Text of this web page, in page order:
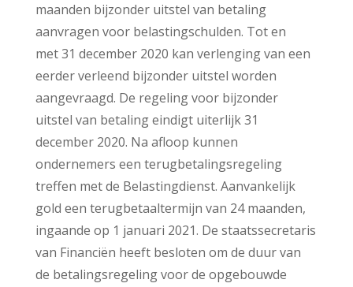
maanden bijzonder uitstel van betaling
aanvragen voor belastingschulden. Tot en
met 31 december 2020 kan verlenging van een
eerder verleend bijzonder uitstel worden
aangevraagd. De regeling voor bijzonder
uitstel van betaling eindigt uiterlijk 31
december 2020. Na afloop kunnen
ondernemers een terugbetalingsregeling
treffen met de Belastingdienst. Aanvankelijk
gold een terugbetaaltermijn van 24 maanden,
ingaande op 1 januari 2021. De staatssecretaris
van Financiën heeft besloten om de duur van
de betalingsregeling voor de opgebouwde